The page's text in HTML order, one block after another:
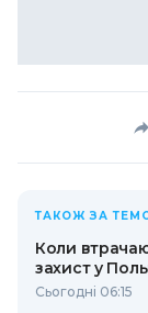
ТАКОЖ ЗА
Коли
захист у
Сьогодні 06:15